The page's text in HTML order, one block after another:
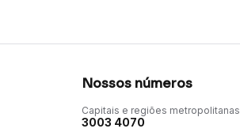
Nossos números
Capitais e regiões metropolitanas
3003 4070